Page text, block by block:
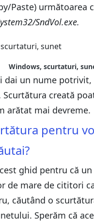
Paste) următoarea
SndVol.exe.
Windows, scurtaturi,
dai un nume potrivit,
Scurtătura creată
arătat mai devreme.
pentru
ghid pentru că
de mare de cititori
căutând o
Sperăm că